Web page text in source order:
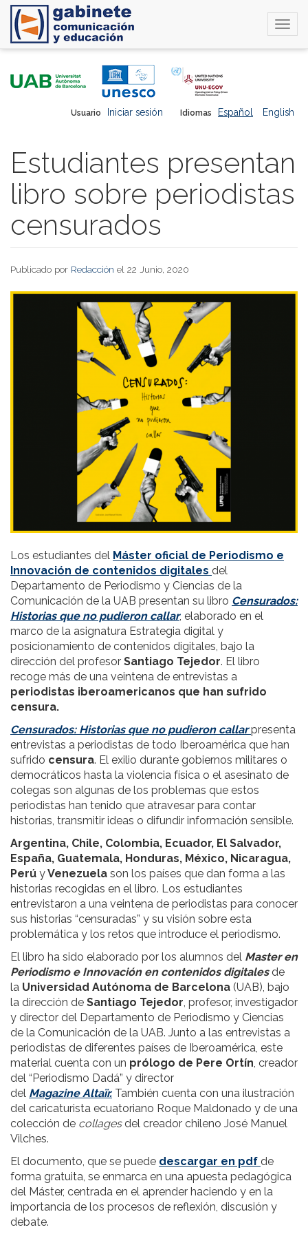
Idiomas Español English
Usuario Iniciar sesión
Estudiantes presentan
libro sobre periodistas
censurados
Publicado por Redacción el 22 Junio, 2020
Los estudiantes del Máster oficial de Periodismo e
Innovación de contenidos digitales del
Departamento de Periodismo y Ciencias de la
Comunicación de la UAB presentan su libro Censurados:
Historias que no pudieron callar, elaborado en el
marco de la asignatura Estrategia digital y
posicionamiento de contenidos digitales, bajo la
dirección del profesor Santiago Tejedor. El libro
recoge más de una veintena de entrevistas a
periodistas iberoamericanos que han sufrido
censura.
Censurados: Historias que no pudieron callarpresenta
entrevistas a periodistas de todo Iberoamérica que han
sufrido censura. El exilio durante gobiernos militares o
democráticos hasta la violencia física o el asesinato de
colegas son algunas de los problemas que estos
periodistas han tenido que atravesar para contar
historias, transmitir ideas o difundir información sensible.
Argentina, Chile, Colombia, Ecuador, El Salvador,
España, Guatemala, Honduras, México, Nicaragua,
Perú yVenezuela son los países que dan forma a las
historias recogidas en el libro. Los estudiantes
entrevistaron a una veintena de periodistas para conocer
sus historias “censuradas” y su visión sobre esta
problemática y los retos que introduce el periodismo.
El libro ha sido elaborado por los alumnos del Master en
Periodismo e Innovación en contenidos digitalesde
la Universidad Autónoma de Barcelona (UAB), bajo
la dirección de Santiago Tejedor , profesor, investigador
y director del Departamento de Periodismo y Ciencias
de la Comunicación de la UAB. Junto a las entrevistas a
periodistas de diferentes países de Iberoamérica, este
material cuenta con un prólogo de Pere Ortín , creador
del “Periodismo Dadá” y director
del Magazine Altaïr. También cuenta con una ilustración
del caricaturista ecuatoriano Roque Maldonado y de una
colección de collagesdel creador chileno José Manuel
Vilches.
El documento, que se puede descargar en pdf de
forma gratuita, se enmarca en una apuesta pedagógica
del Máster, centrada en el aprender haciendo y en la
importancia de los procesos de reflexión, discusión y
debate.